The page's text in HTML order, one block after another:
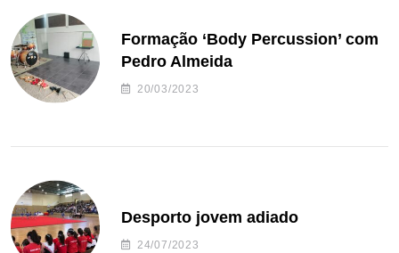
Formação ‘Body Percussion’ com
Pedro Almeida
20/03/2023
Desporto jovem adiado
24/07/2023